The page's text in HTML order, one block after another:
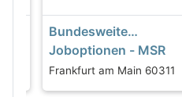
Bundesweite
Joboptionen - MSR
Fachplaner /
Projektleiter /
Frankfurt am Main 60311